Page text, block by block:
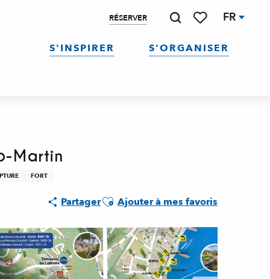
RÉSERVER FR
S'INSPIRER S'ORGANISER
Martin
FORT
PartagerAjouter aux favoris
Ajouter à mes favoris